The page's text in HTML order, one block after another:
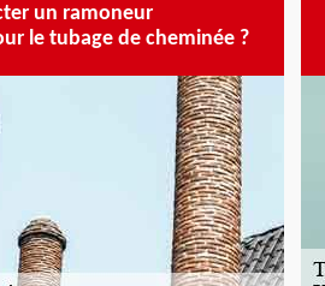
un ramoneur
le tubage de cheminée ?